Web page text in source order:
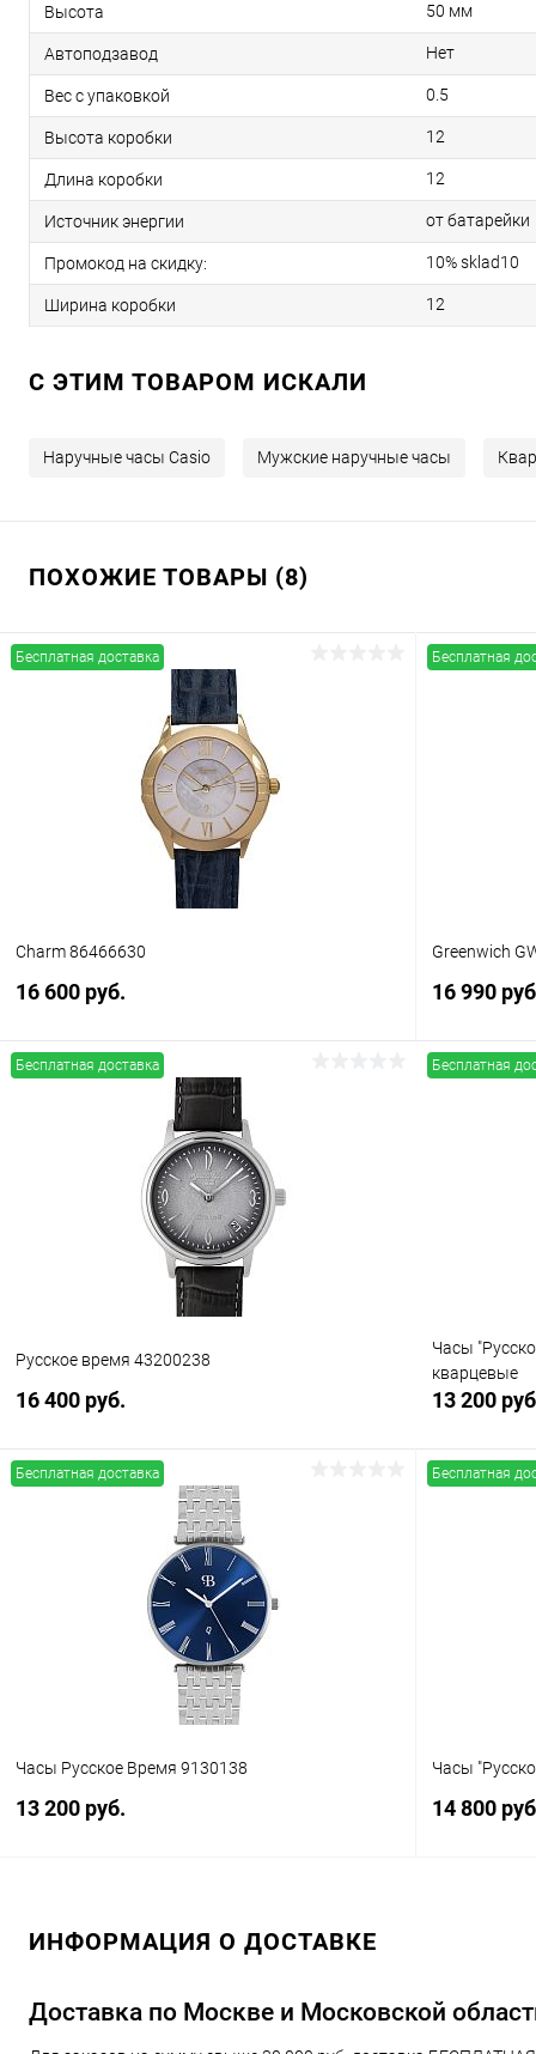
Высота 50 мм
Автоподзавод Нет
Вес с упаковкой 0.5
Высота коробки 12
Длина коробки 12
Источник энергии от батарейки
Промокод на скидку: 10% sklad10
Ширина коробки 12
C ЭТИМ ТОВАРОМ ИСКАЛИ
Наручные часы Casio Мужские наручные часы
ПОХОЖИЕ ТОВАРЫ (8)
Бесплатная доставка
Charm 86466630
16 600 руб.
В корзину
Сравнение
В наличии
Бесплатная
Greenwich
16 990
Бесплатная доставка
Русское время 43200238
16 400 руб.
В корзину
Сравнение
В наличии
Бесплатная
Часы
кварцевые
13 200
Бесплатная доставка
Часы Русское Время 9130138
13 200 руб.
В избранное В наличии
Бесплатная
Часы
14 800
В
ИНФОРМАЦИЯ О ДОСТАВКЕ
Доставка по Москве и Московской